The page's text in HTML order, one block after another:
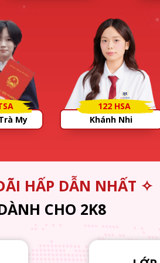
My Khánh Nhi
122 HSA
HẤP DẪN NHẤT ✧
CHO 2K8